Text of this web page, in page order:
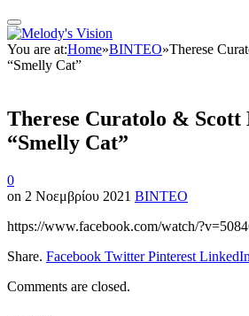
You are at:Home»ΒΙΝΤΕΟ»Therese
“Smelly Cat”
Therese Curatolo & Scott
“Smelly Cat”
0
on 2 Νοεμβρίου 2021 ΒΙΝΤΕΟ
https://www.facebook.com/watch/
Share. Facebook Twitter Pinterest LinkedIn
Comments are closed.